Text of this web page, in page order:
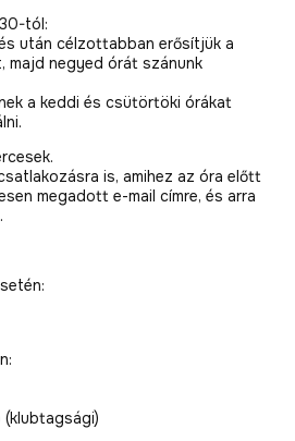
tól:
után célzottabban erősítjük a
negyed órát szánunk
a keddi és csütörtöki órákat
is, amihez az óra előtt
megadott e-mail címre, és arra